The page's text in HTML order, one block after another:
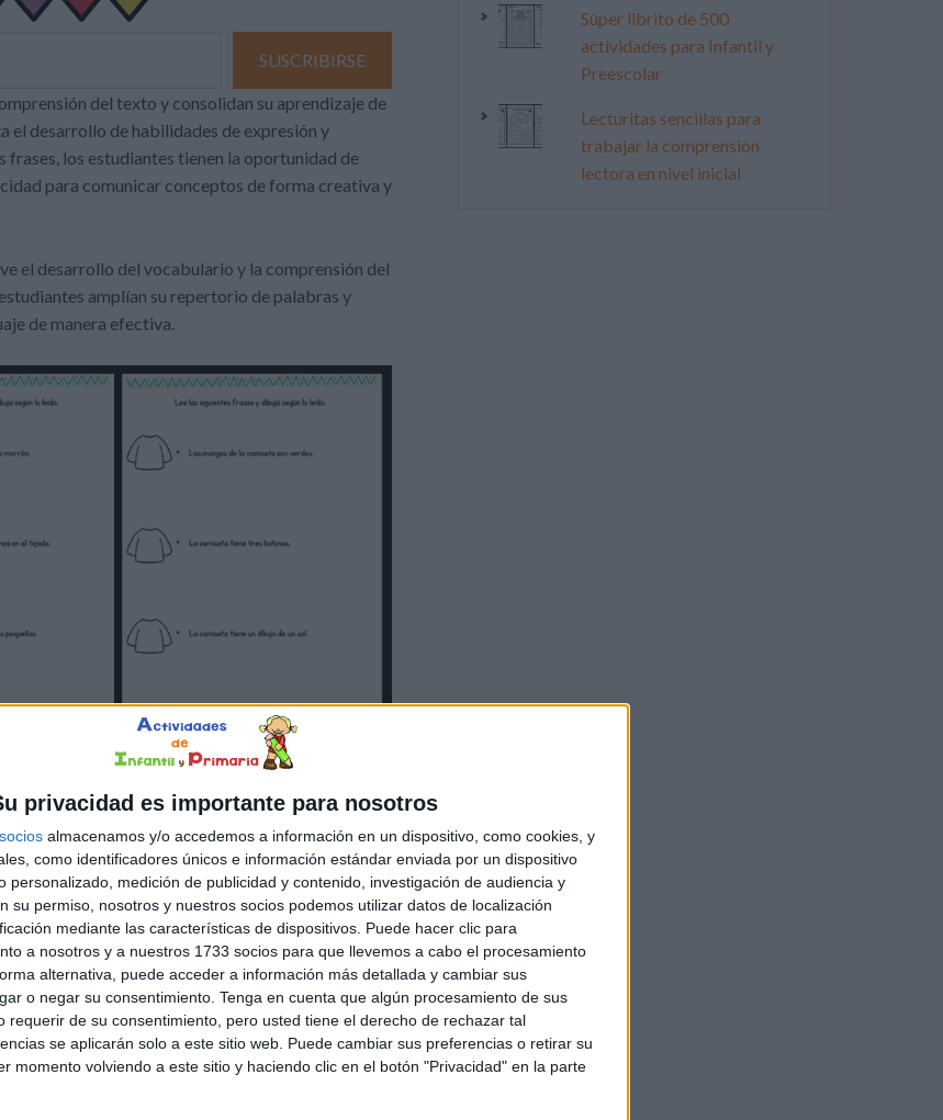
privacidad es importante para nosotros
socios almacenamos y/o accedemos a información en un dispositivo, como cookies, y
como identificadores únicos e información estándar enviada por un dispositivo
personalizado, medición de publicidad y contenido, investigación de audiencia y
su permiso, nosotros y nuestros socios podemos utilizar datos de localización
mediante las características de dispositivos. Puede hacer clic para
a nosotros y a nuestros 1733 socios para que llevemos a cabo el procesamiento
alternativa, puede acceder a información más detallada y cambiar sus
o negar su consentimiento. Tenga en cuenta que algún procesamiento de sus
requerir de su consentimiento, pero usted tiene el derecho de rechazar tal
se aplicarán solo a este sitio web. Puede cambiar sus preferencias o retirar su
momento volviendo a este sitio y haciendo clic en el botón "Privacidad" en la parte
SUSCRIBIRSE
del texto y consolidan su aprendizaje de
el desarrollo de habilidades de expresión y
los estudiantes tienen la oportunidad de
para comunicar conceptos de forma creativa y
el desarrollo del vocabulario y la comprensión del
amplían su repertorio de palabras y
de manera efectiva.
Súper librito de 500
actividades para Infantil y
Preescolar
Lecturitas sencillas para
trabajar la comprensión
lectora en nivel inicial